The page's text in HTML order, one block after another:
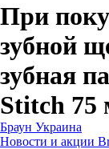
При
зубной
зубная
Stitch 75
Браун Украина
Новости и акции